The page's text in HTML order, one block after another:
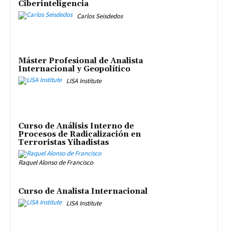
Ciberinteligencia
Carlos Seisdedos
Máster Profesional de Analista
Internacional y Geopolítico
LISA Institute
Curso de Análisis Interno de
Procesos de Radicalización en
Terroristas Yihadistas
Raquel Alonso de Francisco
Curso de Analista Internacional
LISA Institute